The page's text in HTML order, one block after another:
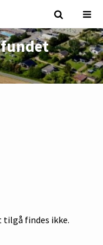
fundet
tilgå findes ikke.